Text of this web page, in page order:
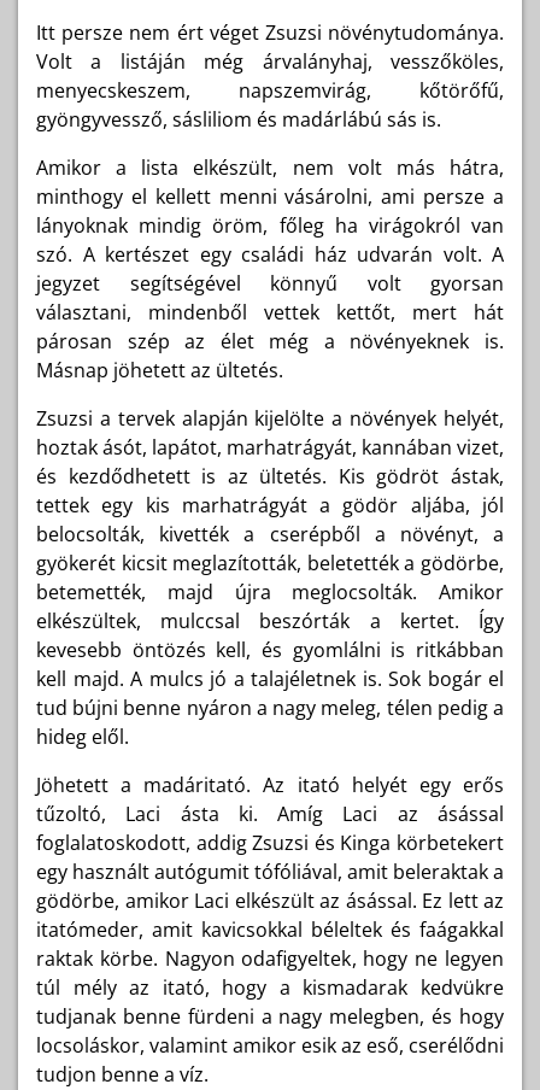
Itt persze nem ért véget Zsuzsi növénytudománya.
Volt a listáján még árvalányhaj, vesszőköles,
menyecskeszem, napszemvirág, kőtörőfű,
gyöngyvessző, sásliliom és madárlábú sás is.
Amikor a lista elkészült, nem volt más hátra,
minthogy el kellett menni vásárolni, ami persze a
lányoknak mindig öröm, főleg ha virágokról van
szó. A kertészet egy családi ház udvarán volt. A
jegyzet segítségével könnyű volt gyorsan
választani, mindenből vettek kettőt, mert hát
párosan szép az élet még a növényeknek is.
Másnap jöhetett az ültetés.
Zsuzsi a tervek alapján kijelölte a növények helyét,
hoztak ásót, lapátot, marhatrágyát, kannában vizet,
és kezdődhetett is az ültetés. Kis gödröt ástak,
tettek egy kis marhatrágyát a gödör aljába, jól
belocsolták, kivették a cserépből a növényt, a
gyökerét kicsit meglazították, beletették a gödörbe,
betemették, majd újra meglocsolták. Amikor
elkészültek, mulccsal beszórták a kertet. Így
kevesebb öntözés kell, és gyomlálni is ritkábban
kell majd. A mulcs jó a talajéletnek is. Sok bogár el
tud bújni benne nyáron a nagy meleg, télen pedig a
hideg elől.
Jöhetett a madáritató. Az itató helyét egy erős
tűzoltó, Laci ásta ki. Amíg Laci az ásással
foglalatoskodott, addig Zsuzsi és Kinga körbetekert
egy használt autógumit tófóliával, amit beleraktak a
gödörbe, amikor Laci elkészült az ásással. Ez lett az
itatómeder, amit kavicsokkal béleltek és faágakkal
raktak körbe. Nagyon odafigyeltek, hogy ne legyen
túl mély az itató, hogy a kismadarak kedvükre
tudjanak benne fürdeni a nagy melegben, és hogy
locsoláskor, valamint amikor esik az eső, cserélődni
tudjon benne a víz.